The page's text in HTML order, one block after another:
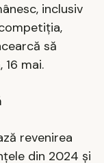
inclusiv
să
mai.
revenirea
din 2024 și